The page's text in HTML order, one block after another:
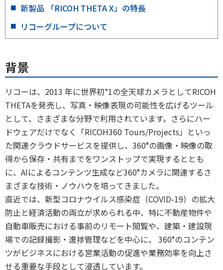
新製品 「RICOH THETA X」の特長
リコーグループについて
背景
リコーは、2013 年に世界初*1の全天球カメラとしてRICOH
THETAを発売し、写真・映像表現の可能性を広げるツール
として、さまざまな分野で利用されています。さらにハー
ドウェアだけでなく「RICOH360 Tours/Projects」といっ
た関連クラウドサービスを提供し、360°の画像・映像の取
得から保存・共有までをワンストップで実現するととも
に、AIによるコンテンツ生成など360°カメラに関連するさ
まざまな技術・ノウハウを培ってきました。
直近では、新型コロナウイルス感染症（COVID-19）の拡大
防止と経済活動の両立が求められる中、特に不動産物件や
自動車販売における事前のリモート閲覧や、建築・建設現
場での記録撮影・進捗管理などを中心に、 360°のコンテン
ツがビジネスにおける営業活動の促進や業務効率を向上さ
せる重要な手段として浸透しています。